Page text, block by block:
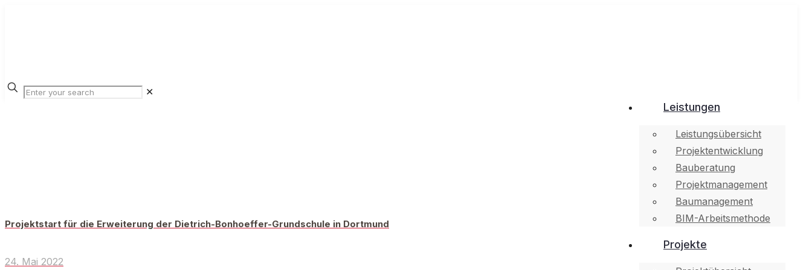
Leistungen
Leistungsübersicht
Projektentwicklung
Bauberatung
Projektmanagement
Baumanagement
BIM-Arbeitsmethode
Projekte
✕
Projektstart für die Erweiterung der Dietrich-Bonhoeffer-Grundschule in Dortmund
24. Mai 2022